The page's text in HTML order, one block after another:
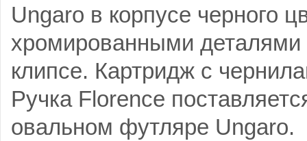
Ungaro в корпусе черного
хромированными деталями
клипсе. Картридж с
Ручка Florence
овальном футляре Ungaro.